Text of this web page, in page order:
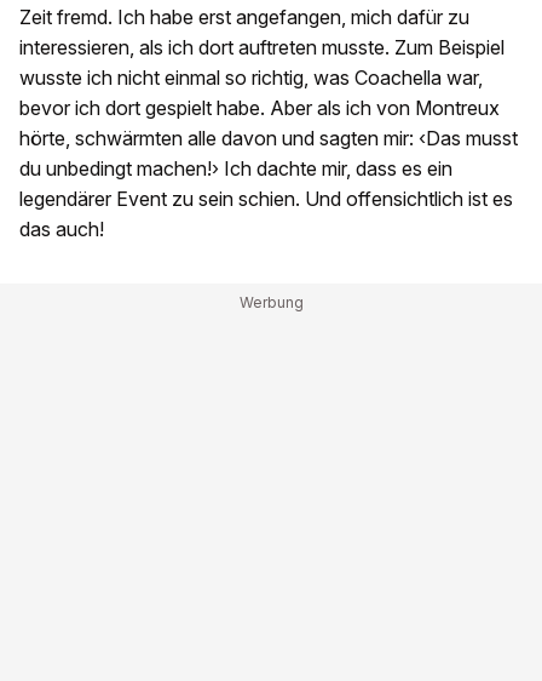
Zeit fremd. Ich habe erst angefangen, mich dafür zu
interessieren, als ich dort auftreten musste. Zum Beispiel
wusste ich nicht einmal so richtig, was Coachella war,
bevor ich dort gespielt habe. Aber als ich von Montreux
hörte, schwärmten alle davon und sagten mir: ‹Das musst
du unbedingt machen!› Ich dachte mir, dass es ein
legendärer Event zu sein schien. Und offensichtlich ist es
das auch!